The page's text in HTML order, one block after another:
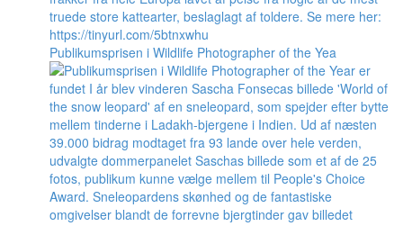
Publikumsprisen i Wildlife Photographer of the Yea